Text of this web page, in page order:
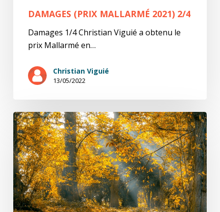
DAMAGES (PRIX MALLARMÉ 2021) 2/4
Damages 1/4 Christian Viguié a obtenu le
prix Mallarmé en…
Christian Viguié
13/05/2022
Damages
(prix
Mallarmé
2021)
1/4